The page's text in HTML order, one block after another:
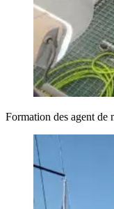
Formation des agent de